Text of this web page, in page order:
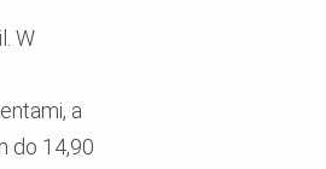
W
a
do 14,90